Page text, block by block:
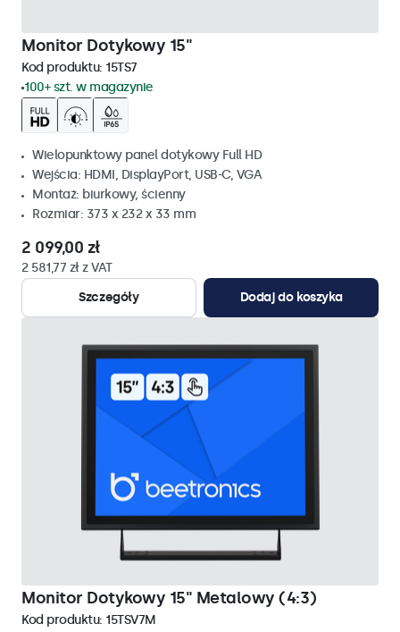
Monitor Dotykowy 15"
Kod produktu: 15TS7
100+ szt. w magazynie
Wielopunktowy panel dotykowy Full HD
Wejścia: HDMI, DisplayPort, USB-C, VGA
Montaż: biurkowy, ścienny
Rozmiar: 373 x 232 x 33 mm
2 099,00 zł
2 581,77 zł z VAT
Szczegóły
Dodaj do koszyka
Monitor Dotykowy 15" Metalowy (4:3)
Kod produktu: 15TSV7M